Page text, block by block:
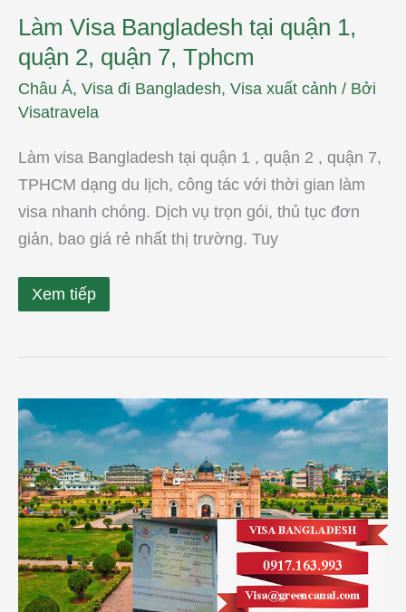
Làm Visa Bangladesh tại quận 1,
quận 2, quận 7, Tphcm
Châu Á, Visa đi Bangladesh, Visa xuất cảnh / Bởi
Visatravela
Làm visa Bangladesh tại quận 1 , quận 2 , quận 7,
TPHCM dạng du lịch, công tác với thời gian làm
visa nhanh chóng. Dịch vụ trọn gói, thủ tục đơn
giản, bao giá rẻ nhất thị trường. Tuy
Xem tiếp
Visa
đi
Bangladesh
tại
quận
Thảo
Điền,
Quận
Tân
Bình
giá
rẻ